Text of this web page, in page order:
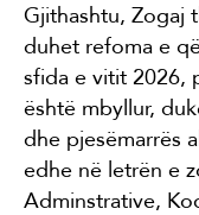
Gjithashtu, Zogaj
duhet refoma e
sfida e vitit 2026,
është mbyllur,
dhe pjesëmarrës
edhe në letrën e
Adminstrative,